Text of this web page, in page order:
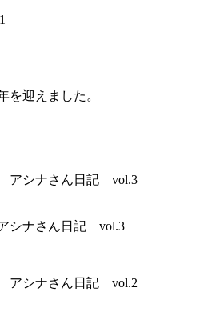
を迎えました。
シナさん日記 vol.3